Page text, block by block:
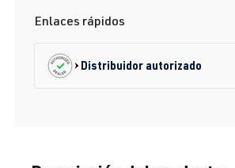
Enlaces rápidos
Distribuidor autorizado